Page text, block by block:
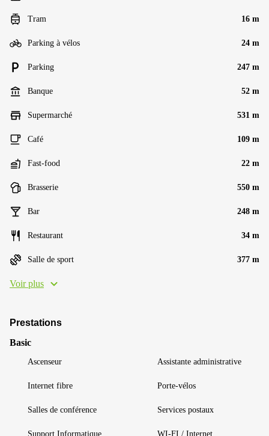
Tram 16 m
Parking à vélos 24 m
Parking 247 m
Banque 52 m
Supermarché 531 m
Café 109 m
Fast-food 22 m
Brasserie 550 m
Bar 248 m
Restaurant 34 m
Salle de sport 377 m
Voir plus
Prestations
Basic
Ascenseur Assistante administrative
Internet fibre Porte-vélos
Salles de conférence Services postaux
Support Informatique WI-FI / Internet